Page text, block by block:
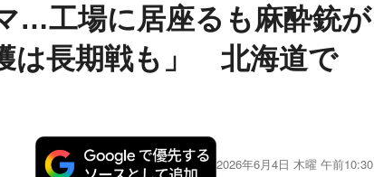
…工場に居座るも麻酔銃が
は長期戦も」 北海道で
2026年6月4日 木曜 午前10:30